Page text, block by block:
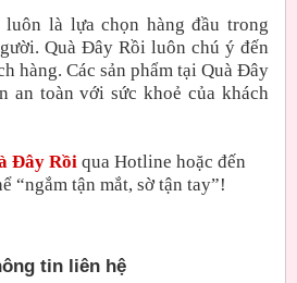
luôn là lựa chọn hàng đầu trong
Quà Đây Rồi luôn chú ý đến
hàng. Các sản phẩm tại Quà Đây
an toàn với sức khoẻ của khách
Đây Rồi qua Hotline hoặc đến
“ngắm tận mắt, sờ tận tay”!
tin liên hệ